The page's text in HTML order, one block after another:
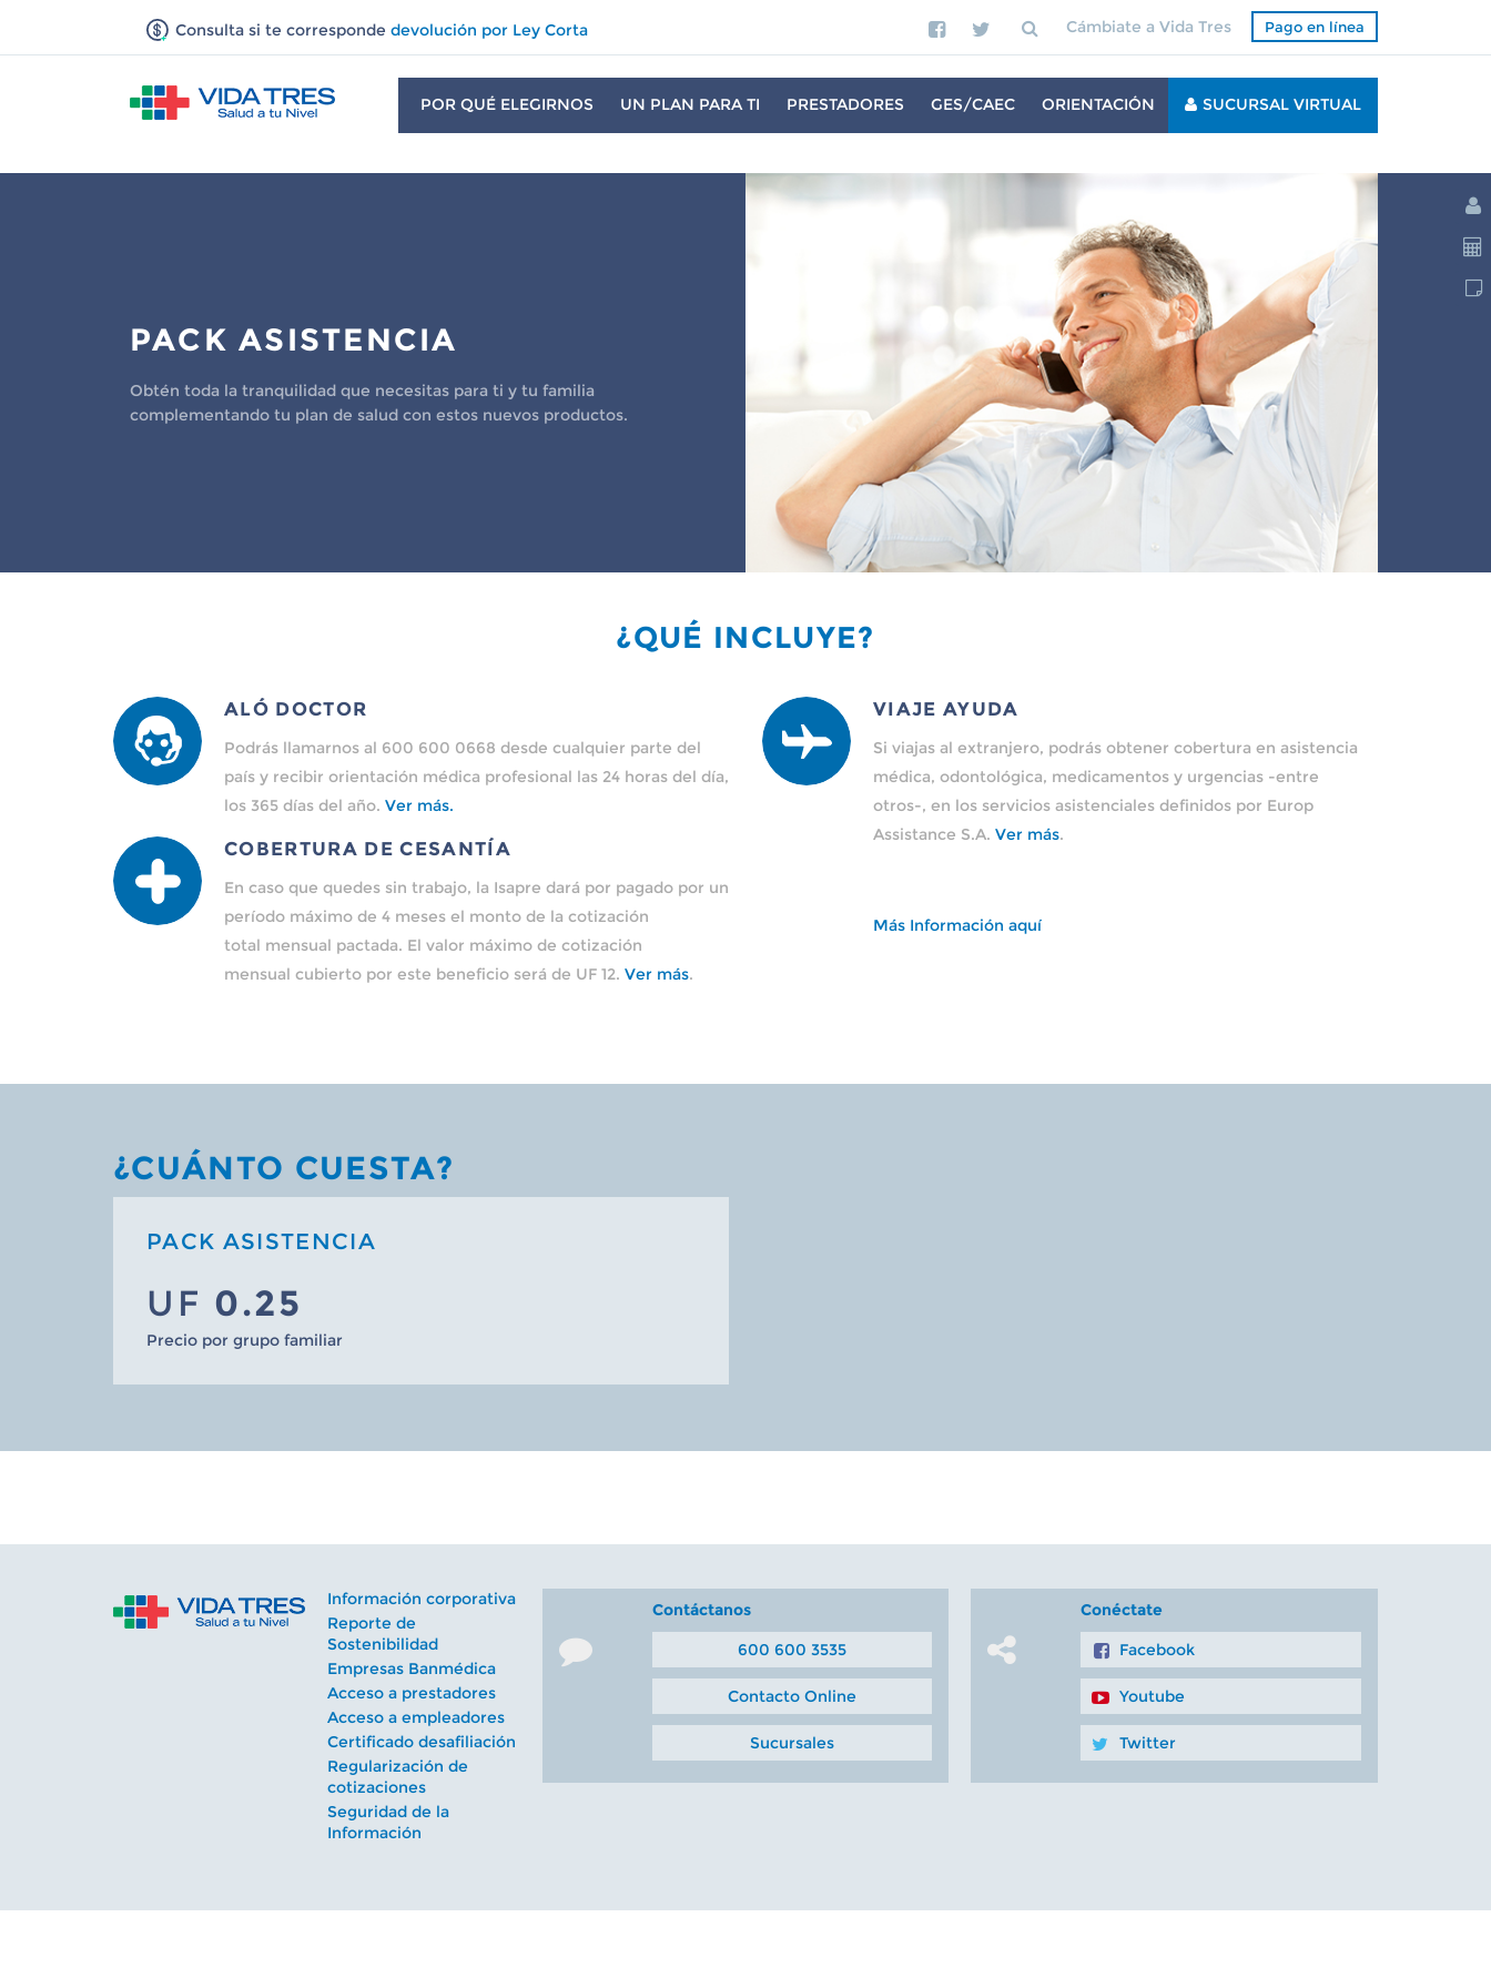
Pago en línea
Cámbiate a Vida Tres
Consulta si te corresponde devolución por Ley Corta
POR QUÉ ELEGIRNOS UN PLAN PARA TI PRESTADORES GES/CAEC ORIENTACIÓN SUCURSAL VIRTUAL
PACK ASISTENCIA
Obtén toda la tranquilidad que necesitas para ti y tu familia
complementando tu plan de salud con estos nuevos productos.
¿QUÉ INCLUYE?
ALÓ DOCTOR
Podrás llamarnos al 600 600 0668 desde cualquier parte del
país y recibir orientación médica profesional las 24 horas del día,
los 365 días del año. Ver más.
COBERTURA DE CESANTÍA
En caso que quedes sin trabajo, la Isapre dará por pagado por un
período máximo de 4 meses el monto de la cotización
total mensual pactada. El valor máximo de cotización
mensual cubierto por este beneficio será de UF 12. Ver más.
VIAJE AYUDA
Si viajas al extranjero, podrás obtener cobertura en asistencia
médica, odontológica, medicamentos y urgencias -entre
otros-, en los servicios asistenciales definidos por Europ
Assistance S.A. Ver más.
Más Información aquí
¿CUÁNTO CUESTA?
PACK ASISTENCIA
UF 0.25
Precio por grupo familiar
Información corporativa
Reporte de
Sostenibilidad
Empresas Banmédica
Acceso a prestadores
Acceso a empleadores
Certificado desafiliación
Regularización de
cotizaciones
Seguridad de la
Información
Contáctanos
600 600 3535
Contacto Online
Sucursales
Conéctate
Facebook
Youtube
Twitter